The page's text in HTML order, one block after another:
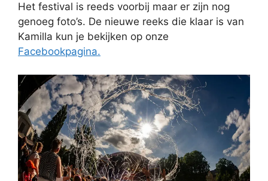
Het festival is reeds voorbij maar er zijn nog
genoeg foto’s. De nieuwe reeks die klaar is van
Kamilla kun je bekijken op onze
Facebookpagina.